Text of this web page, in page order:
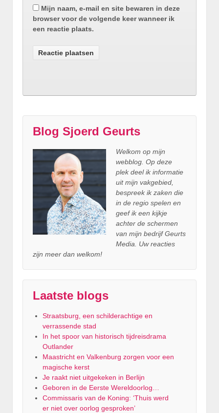
Mijn naam, e-mail en site bewaren in deze
browser voor de volgende keer wanneer ik
een reactie plaats.
Blog Sjoerd Geurts
Welkom op mijn
webblog. Op deze
plek deel ik informatie
uit mijn vakgebied,
bespreek ik zaken die
in de regio spelen en
geef ik een kijkje
achter de schermen
van mijn bedrijf Geurts
Media. Uw reacties
zijn meer dan welkom!
Laatste blogs
Straatsburg, een schilderachtige en
verrassende stad
In het spoor van historisch tijdreisdrama
Outlander
Maastricht en Valkenburg zorgen voor een
magische kerst
Je raakt niet uitgekeken in Berlijn
Geboren in de Eerste Wereldoorlog…
Commissaris van de Koning: ‘Thuis werd
er niet over oorlog gesproken’